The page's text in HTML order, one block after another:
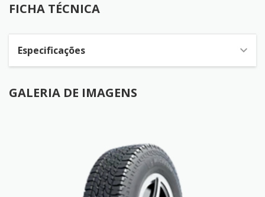
FICHA TÉCNICA
Especificações
GALERIA DE IMAGENS